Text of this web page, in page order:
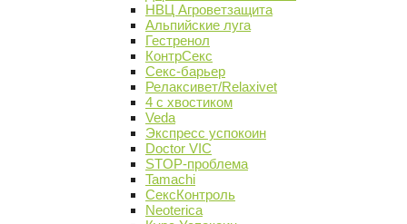
НВЦ Агроветзащита
Альпийские луга
Гестренол
КонтрСекс
Секс-барьер
Релаксивет/Relaxivet
4 с хвостиком
Veda
Экспресс успокоин
Doctor VIC
STOP-проблема
Tamachi
СексКонтроль
Neoterica